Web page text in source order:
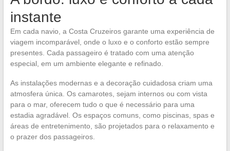
instante
Em cada navio, a Costa Cruzeiros garante uma experiência de
viagem incomparável, onde o luxo e o conforto estão sempre
presentes. Cada passageiro é tratado com uma atenção
especial, em um ambiente elegante e refinado.
As instalações modernas e a decoração cuidadosa criam uma
atmosfera única. Os camarotes, sejam internos ou com vista
para o mar, oferecem tudo o que é necessário para uma
estadia agradável. Os espaços comuns, como piscinas, spas e
áreas de entretenimento, são projetados para o relaxamento e
o prazer dos passageiros.